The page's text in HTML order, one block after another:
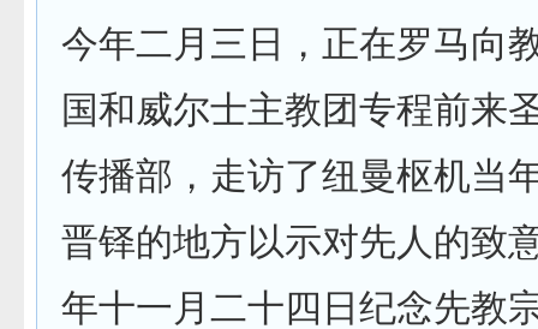
今年二月三日，正在罗马向
国和威尔士主教团专程前来
传播部，走访了纽曼枢机当
晋铎的地方以示对先人的致
年十一月二十四日纪念先教